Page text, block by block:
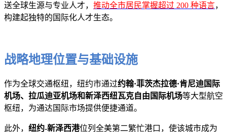
送全球生源与专业人才， 推动全市居民掌握超过 200 种语言，
构建起独特的国际化人才生态。
战略地理位置与基础设施
作为全球交通枢纽，纽约市通过约翰·菲茨杰拉德·肯尼迪国际
机场、拉瓜迪亚机场和新泽西纽瓦克自由国际机场等大型航空
枢纽，为通达国际市场提供便捷通道。
此外， 纽约-新泽西港位列全美第二繁忙港口，使该城市成为